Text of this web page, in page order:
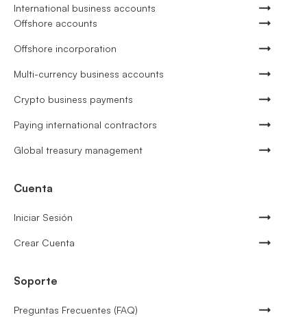
International business accounts
Offshore accounts
Offshore incorporation
Multi-currency business accounts
Crypto business payments
Paying international contractors
Global treasury management
Cuenta
Iniciar Sesión
Crear Cuenta
Soporte
Preguntas Frecuentes (FAQ)